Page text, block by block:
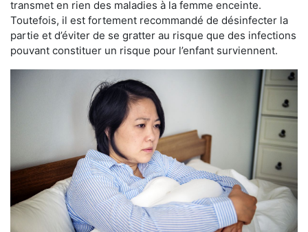
transmet en rien des maladies à la femme enceinte.
Toutefois, il est fortement recommandé de désinfecter la
partie et d’éviter de se gratter au risque que des infections
pouvant constituer un risque pour l’enfant surviennent.